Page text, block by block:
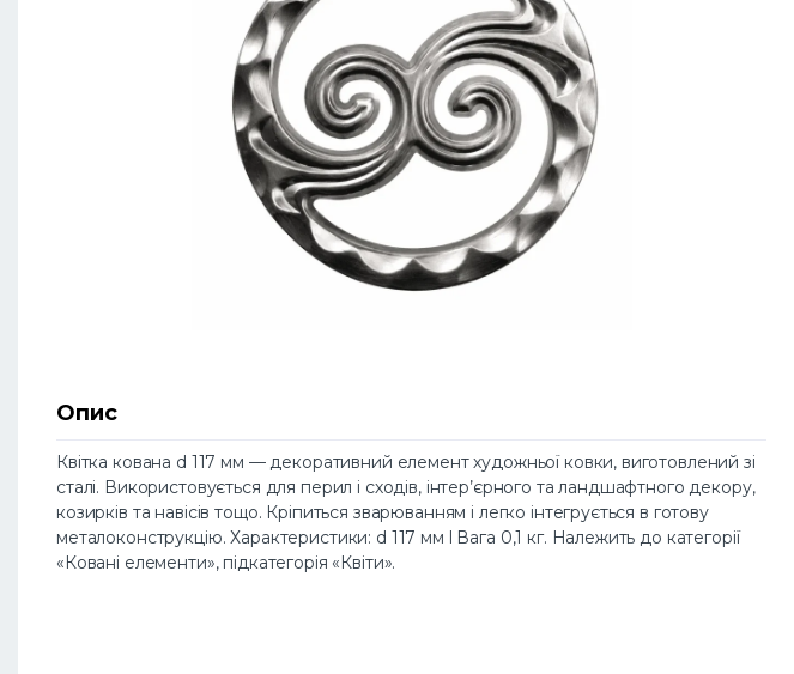
Опис
Квітка кована d 117 мм — декоративний елемент художньої ковки, виготовлений зі
сталі. Використовується для перил і сходів, інтер’єрного та ландшафтного декору,
козирків та навісів тощо. Кріпиться зварюванням і легко інтегрується в готову
металоконструкцію. Характеристики: d 117 мм l Вага 0,1 кг. Належить до категорії
«Ковані елементи», підкатегорія «Квіти».